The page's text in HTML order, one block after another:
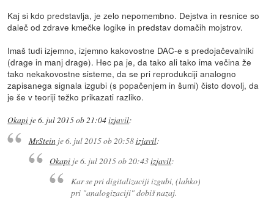
Kaj si kdo predstavlja, je zelo nepomembno. Dejstva in resnice so
daleč od zdrave kmečke logike in predstav domačih mojstrov.
Imaš tudi izjemno, izjemno kakovostne DAC-e s predojačevalniki
(drage in manj drage). Hec pa je, da tako ali tako ima večina že
tako nekakovostne sisteme, da se pri reprodukciji analogno
zapisanega signala izgubi (s popačenjem in šumi) čisto dovolj, da
je še v teoriji težko prikazati razliko.
Okapi je6. jul 2015 ob 21:04izjavil:
MrSteinje6. jul 2015 ob 20:58izjavil:
Okapi je6. jul 2015 ob 20:43izjavil:
Kar se pri digitalizaciji izgubi, (lahko)
pri "analogizaciji" dobiš nazaj.